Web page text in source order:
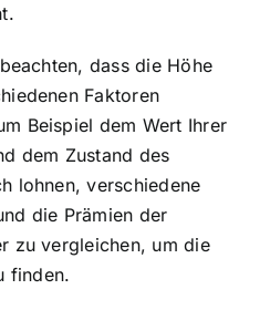
dass die Höhe
Faktoren
Beispiel dem Wert Ihrer
dem Zustand des
lohnen, verschiedene
die Prämien der
zu vergleichen, um die
finden.